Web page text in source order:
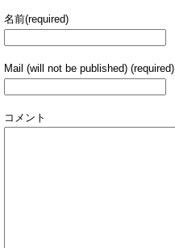
名前(required)
Mail (will not be published) (required)
コメント